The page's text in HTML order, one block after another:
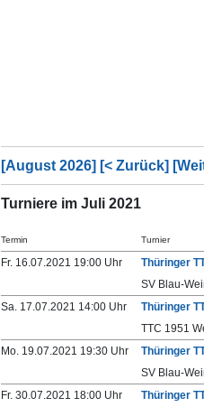
[August 2026] [< Zurück]
Turniere im Juli 2021
Termin Turnier
Fr. 16.07.2021 19:00 Uhr
Thüringer
SV Blau-
Sa. 17.07.2021 14:00 Uhr
Thüringer
TTC 1951
Mo. 19.07.2021 19:30 Uhr
Thüringer
SV Blau-
Fr. 30.07.2021 18:00 Uhr
Thüringer